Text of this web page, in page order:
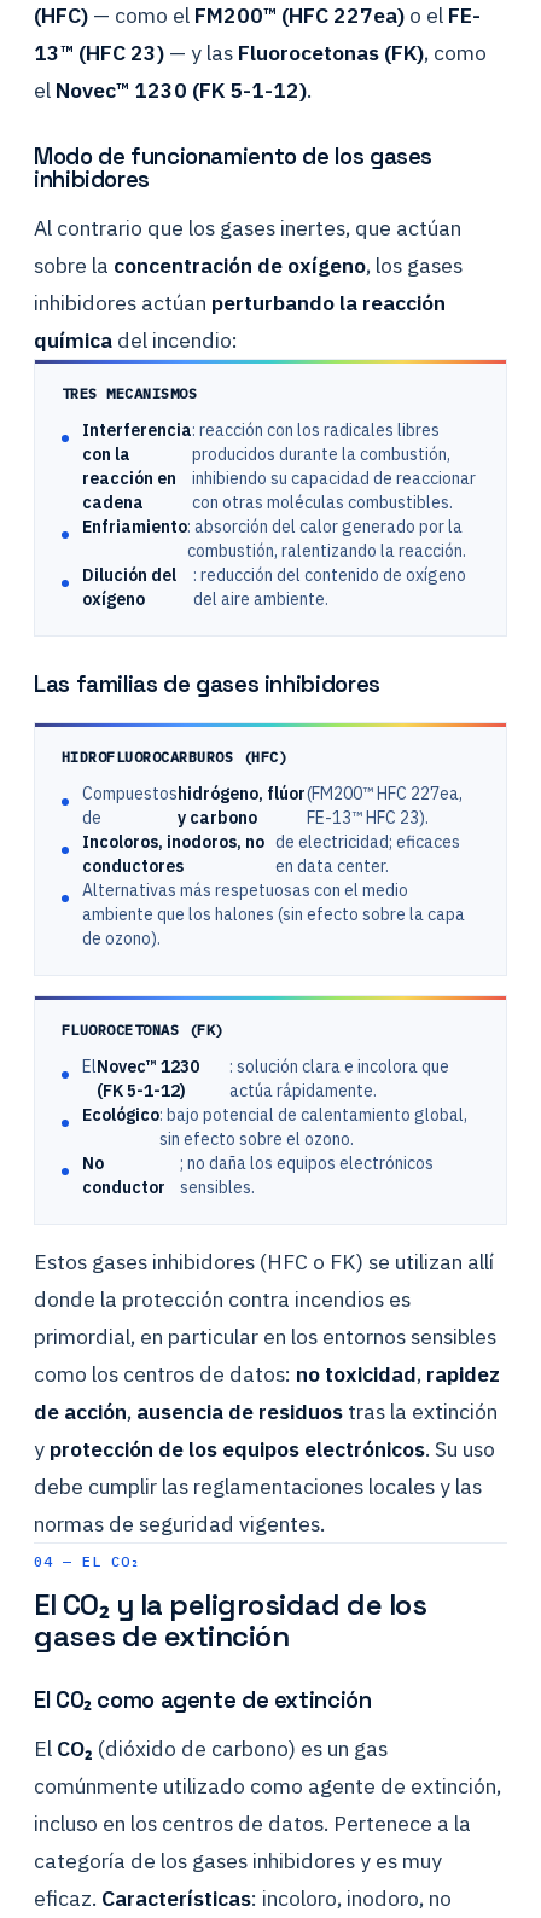
(HFC) — como el FM200™ (HFC 227ea) o el FE-
13™ (HFC 23) — y las Fluorocetonas (FK), como
el Novec™ 1230 (FK 5-1-12).
Modo de funcionamiento de los gases
inhibidores
Al contrario que los gases inertes, que actúan
sobre la concentración de oxígeno, los gases
inhibidores actúan perturbando la reacción
química del incendio:
TRES MECANISMOS
Interferencia
con la
reacción en
cadena
: reacción con los radicales libres
producidos durante la combustión,
inhibiendo su capacidad de reaccionar
con otras moléculas combustibles.
Enfriamiento: absorción del calor generado por la
combustión, ralentizando la reacción.
Dilución del
oxígeno
: reducción del contenido de oxígeno
del aire ambiente.
Las familias de gases inhibidores
HIDROFLUOROCARBUROS (HFC)
Compuestos
de
hidrógeno, flúor
y carbono
(FM200™ HFC 227ea,
FE-13™ HFC 23).
Incoloros, inodoros, no
conductores
de electricidad; eficaces
en data center.
Alternativas más respetuosas con el medio
ambiente que los halones (sin efecto sobre la capa
de ozono).
FLUOROCETONAS (FK)
ElNovec™ 1230
(FK 5-1-12)
: solución clara e incolora que
actúa rápidamente.
Ecológico: bajo potencial de calentamiento global,
sin efecto sobre el ozono.
No
conductor
; no daña los equipos electrónicos
sensibles.
Estos gases inhibidores (HFC o FK) se utilizan allí
donde la protección contra incendios es
primordial, en particular en los entornos sensibles
como los centros de datos: no toxicidad, rapidez
de acción, ausencia de residuos tras la extinción
y protección de los equipos electrónicos. Su uso
debe cumplir las reglamentaciones locales y las
normas de seguridad vigentes.
04 — EL CO₂
El CO₂ y la peligrosidad de los
gases de extinción
El CO₂ como agente de extinción
El CO₂ (dióxido de carbono) es un gas
comúnmente utilizado como agente de extinción,
incluso en los centros de datos. Pertenece a la
categoría de los gases inhibidores y es muy
eficaz. Características: incoloro, inodoro, no